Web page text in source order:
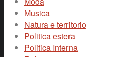
Musica
Natura e territorio
Politica estera
Politica Interna